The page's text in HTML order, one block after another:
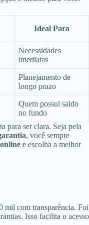
Ideal Para
Necessidades
imediatas
Planejamento de
longo prazo
Quem possui saldo
no fundo
para ser clara. Seja pela
, você sempre
e escolha a melhor
mil com transparência. Foi
Isso facilita o acesso